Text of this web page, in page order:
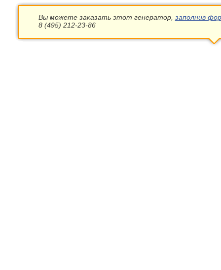
Вы можете заказать этот генератор, заполнив
8 (495) 212-23-86